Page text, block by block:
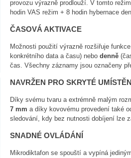
provozu výrazně prodlouží. V tomto
hodin VAS režim + 8 hodin hybernace
ČASOVÁ AKTIVACE
Možnosti použití výrazně rozšiřuje
konkrétního data a času) nebo denně
čas. Všechny záznamy jsou označeny
NAVRŽEN PRO SKRYTÉ
Díky svému tvaru a extrémně malým
7 mm a díky kovovému provedení také
sledování, kdy bez nutnosti dobíjení lze
SNADNÉ OVLÁDÁNÍ
Mikrodiktafon se spouští a vypíná